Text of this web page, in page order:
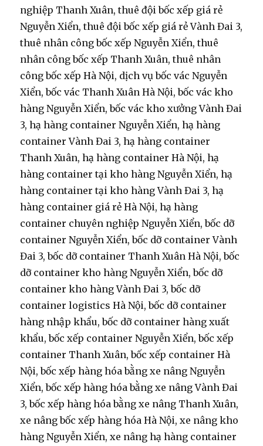
nghiệp Thanh Xuân, thuê đội bốc xếp giá rẻ
Nguyễn Xiển, thuê đội bốc xếp giá rẻ Vành Đai 3,
thuê nhân công bốc xếp Nguyễn Xiển, thuê
nhân công bốc xếp Thanh Xuân, thuê nhân
công bốc xếp Hà Nội, dịch vụ bốc vác Nguyễn
Xiển, bốc vác Thanh Xuân Hà Nội, bốc vác kho
hàng Nguyễn Xiển, bốc vác kho xưởng Vành Đai
3, hạ hàng container Nguyễn Xiển, hạ hàng
container Vành Đai 3, hạ hàng container
Thanh Xuân, hạ hàng container Hà Nội, hạ
hàng container tại kho hàng Nguyễn Xiển, hạ
hàng container tại kho hàng Vành Đai 3, hạ
hàng container giá rẻ Hà Nội, hạ hàng
container chuyên nghiệp Nguyễn Xiển, bốc dỡ
container Nguyễn Xiển, bốc dỡ container Vành
Đai 3, bốc dỡ container Thanh Xuân Hà Nội, bốc
dỡ container kho hàng Nguyễn Xiển, bốc dỡ
container kho hàng Vành Đai 3, bốc dỡ
container logistics Hà Nội, bốc dỡ container
hàng nhập khẩu, bốc dỡ container hàng xuất
khẩu, bốc xếp container Nguyễn Xiển, bốc xếp
container Thanh Xuân, bốc xếp container Hà
Nội, bốc xếp hàng hóa bằng xe nâng Nguyễn
Xiển, bốc xếp hàng hóa bằng xe nâng Vành Đai
3, bốc xếp hàng hóa bằng xe nâng Thanh Xuân,
xe nâng bốc xếp hàng hóa Hà Nội, xe nâng kho
hàng Nguyễn Xiển, xe nâng hạ hàng container